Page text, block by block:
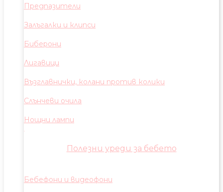
Предпазители
Залъгалки и клипси
Биберони
Лигавици
Възглавнички, колани против колики
Слънчеви очила
Нощни лампи
Полезни уреди за бебето
Бебефони и видеофони